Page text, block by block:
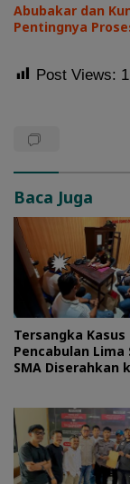
Abubakar dan
Pentingnya
Post Views:
Baca Juga
Tersangka Kasus
Pencabulan Lima
SMA Diserahkan